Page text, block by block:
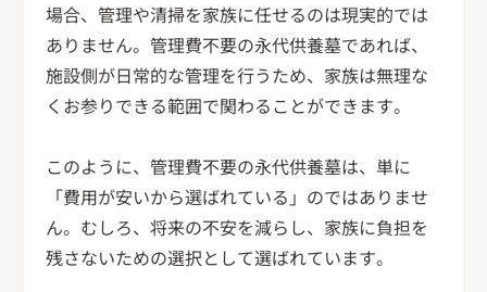
場合、管理や清掃を家族に任せるのは現実的では
ありません。管理費不要の永代供養墓であれば、
施設側が日常的な管理を行うため、家族は無理な
くお参りできる範囲で関わることができます。
このように、管理費不要の永代供養墓は、単に
「費用が安いから選ばれている」のではありませ
ん。むしろ、将来の不安を減らし、家族に負担を
残さないための選択として選ばれています。